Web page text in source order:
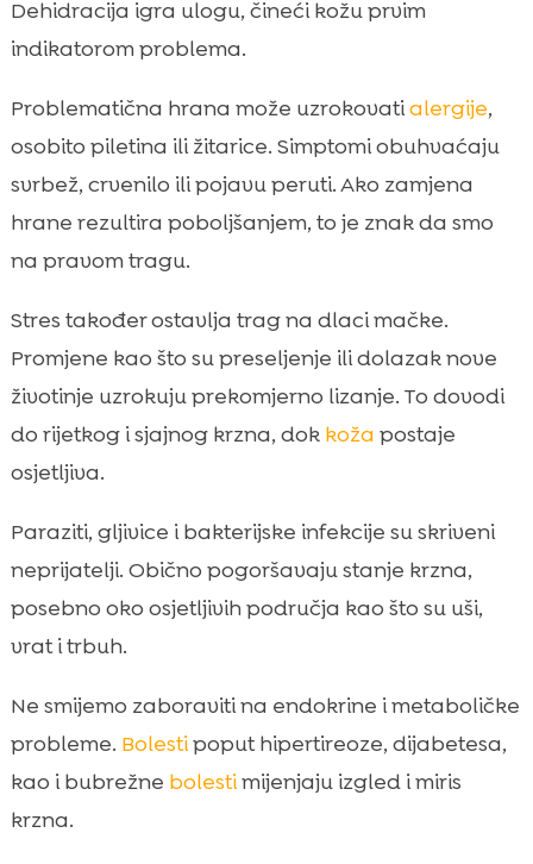
Dehidracija igra ulogu, čineći kožu prvim
indikatorom problema.
Problematična hrana može uzrokovatialergije,
osobito piletina ili žitarice. Simptomi obuhvaćaju
svrbež, crvenilo ili pojavu peruti. Ako zamjena
hrane rezultira poboljšanjem, to je znak da smo
na pravom tragu.
Stres također ostavlja trag na dlaci mačke.
Promjene kao što su preseljenje ili dolazak nove
životinje uzrokuju prekomjerno lizanje. To dovodi
do rijetkog i sjajnog krzna, dok koža postaje
osjetljiva.
Paraziti, gljivice i bakterijske infekcije su skriveni
neprijatelji. Obično pogoršavaju stanje krzna,
posebno oko osjetljivih područja kao što su uši,
vrat i trbuh.
Ne smijemo zaboraviti na endokrine i metaboličke
probleme. Bolestipoput hipertireoze, dijabetesa,
kao i bubrežne bolestimijenjaju izgled i miris
krzna.